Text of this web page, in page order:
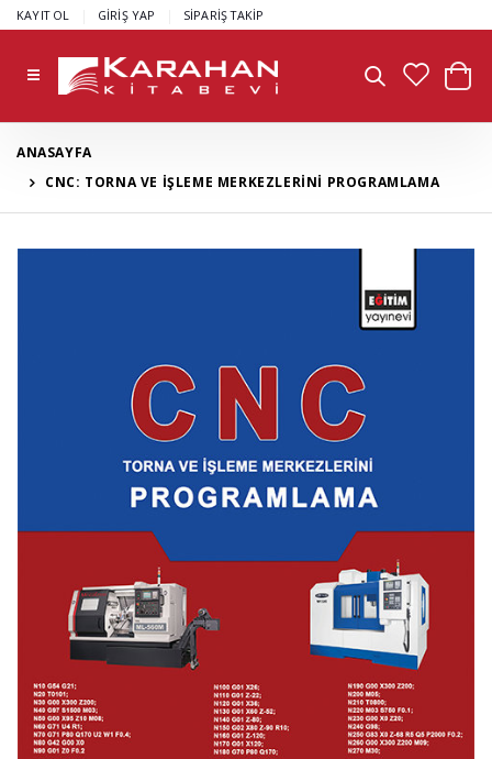
KAYIT OL GİRİŞ YAP SİPARİŞ TAKİP
ANASAYFA
CNC: TORNA VE İŞLEME MERKEZLERİNİ PROGRAMLAMA